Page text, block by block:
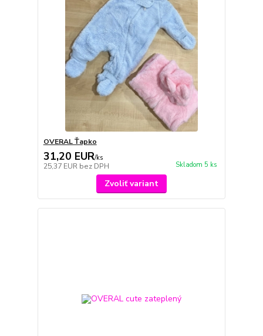
OVERAL Ťapko
31,20 EUR/ks
25,37 EUR bez DPH Skladom 5 ks
Zvoliť variant